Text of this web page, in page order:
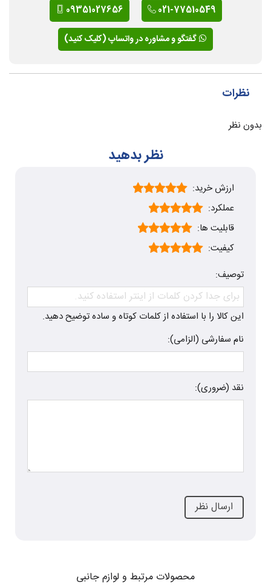
021-77510549
09351027656
گفتگو و مشاوره در واتساپ (کلیک کنید)
نظرات
بدون نظر
نظر بدهید
ارزش خرید:
عملکرد:
قابلیت ها:
کیفیت:
توصیف:
این کالا را با استفاده از کلمات کوتاه و ساده توضیح دهید.
نام سفارشی (الزامی):
نقد (ضروری):
محصولات مرتبط و لوازم جانبی